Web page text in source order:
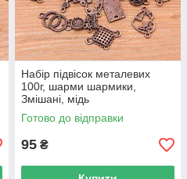
Набір підвісок металевих
100г, шарми шармики,
Змішані, мідь
Готово до відправки
95 ₴